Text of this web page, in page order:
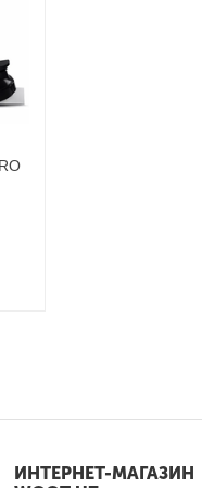
ИНТЕРНЕТ-МАГАЗИН